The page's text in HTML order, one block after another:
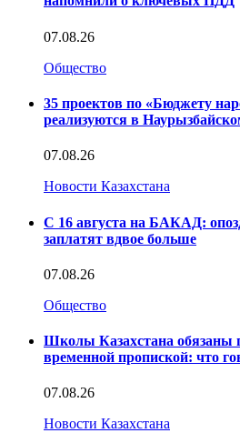
07.08.26
Общество
35 проектов по «Бюджету
реализуются в
07.08.26
Новости Казахстана
С 16 августа на БАКАД:
заплатят вдвое больше
07.08.26
Общество
Школы Казахстана обязаны
временной пропиской: что
07.08.26
Новости Казахстана